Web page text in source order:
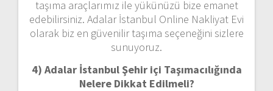
taşıma araçlarımız ile yükünüzü bize emanet
edebilirsiniz. Adalar İstanbul Online Nakliyat Evi
olarak biz en güvenilir taşıma seçeneğini sizlere
sunuyoruz.
4) Adalar İstanbul Şehir içi Taşımacılığında
Nelere Dikkat Edilmeli?